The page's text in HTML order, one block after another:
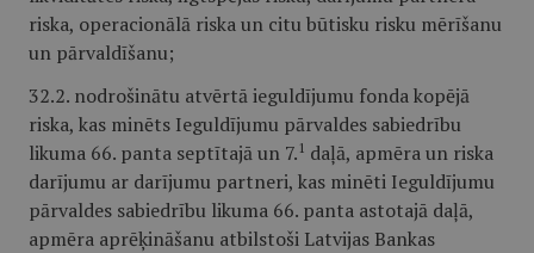
riska, operacionālā riska un citu būtisku risku mērīšanu
un pārvaldīšanu;
32.2. nodrošinātu atvērtā ieguldījumu fonda kopējā
riska, kas minēts Ieguldījumu pārvaldes sabiedrību
likuma 66. panta septītajā un 7. 1 daļā, apmēra un riska
darījumu ar darījumu partneri, kas minēti Ieguldījumu
pārvaldes sabiedrību likuma 66. panta astotajā daļā,
apmēra aprēķināšanu atbilstoši Latvijas Bankas